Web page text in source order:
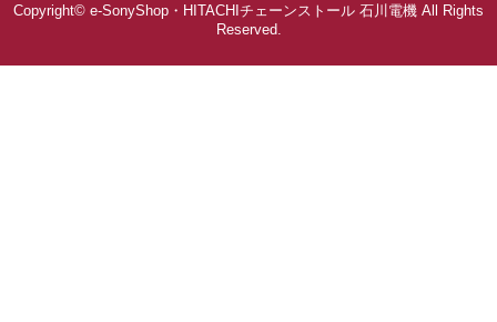
Copyright© e-SonyShop・HITACHIチェーンストール 石川電機 All Rights
Reserved.